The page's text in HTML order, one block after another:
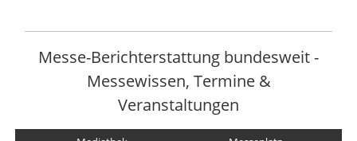
Messe-Berichterstattung bundesweit -
Messewissen, Termine &
Veranstaltungen